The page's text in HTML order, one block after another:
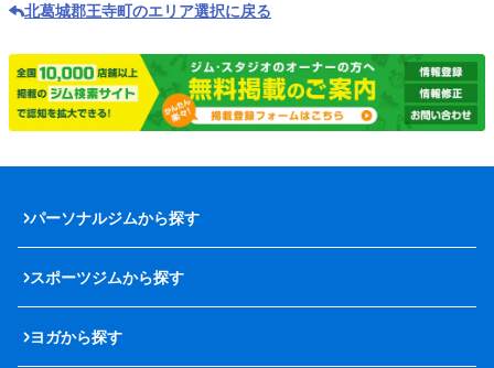
北葛城郡王寺町のエリア選択に戻る
パーソナルジムから探す
スポーツジムから探す
ヨガから探す